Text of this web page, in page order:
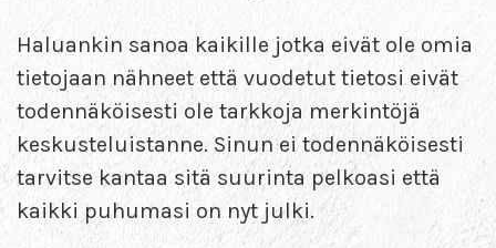
Haluankin sanoa kaikille jotka eivät ole omia
tietojaan nähneet että vuodetut tietosi eivät
todennäköisesti ole tarkkoja merkintöjä
keskusteluistanne. Sinun ei todennäköisesti
tarvitse kantaa sitä suurinta pelkoasi että
kaikki puhumasi on nyt julki.